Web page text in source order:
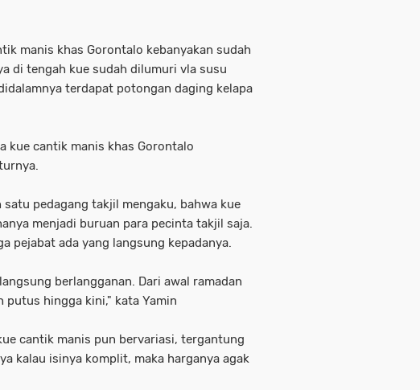
manis khas Gorontalo kebanyakan sudah
di tengah kue sudah dilumuri vla susu
terdapat potongan daging kelapa
kue cantik manis khas Gorontalo
satu pedagang takjil mengaku, bahwa kue
menjadi buruan para pecinta takjil saja.
pejabat ada yang langsung kepadanya.
berlangganan. Dari awal ramadan
putus hingga kini," kata Yamin
cantik manis pun bervariasi, tergantung
kalau isinya komplit, maka harganya agak